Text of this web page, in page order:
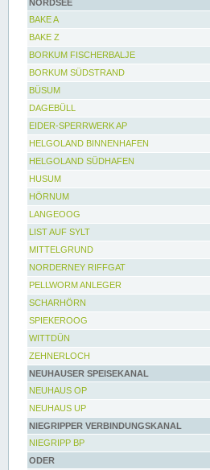
NORDSEE
BAKE A
BAKE Z
BORKUM FISCHERBALJE
BORKUM SÜDSTRAND
BÜSUM
DAGEBÜLL
EIDER-SPERRWERK AP
HELGOLAND BINNENHAFEN
HELGOLAND SÜDHAFEN
HUSUM
HÖRNUM
LANGEOOG
LIST AUF SYLT
MITTELGRUND
NORDERNEY RIFFGAT
PELLWORM ANLEGER
SCHARHÖRN
SPIEKEROOG
WITTDÜN
ZEHNERLOCH
NEUHAUSER SPEISEKANAL
NEUHAUS OP
NEUHAUS UP
NIEGRIPPER VERBINDUNGSKANAL
NIEGRIPP BP
ODER